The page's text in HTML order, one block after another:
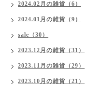
2024.02月の雑貨（6）
2024.01月の雑貨（9）
sale（30）
2023.12月の雑貨（31）
2023.11月の雑貨（29）
2023.10月の雑貨（21）